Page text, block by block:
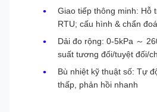
Giao tiếp thông minh: Hỗ
RTU; cấu hình & chẩn
Dải đo rộng: 0-5kPa ～
suất tương đối/tuyệt đối/
Bù nhiệt kỹ thuật số: Tự
thấp, phản hồi nhanh